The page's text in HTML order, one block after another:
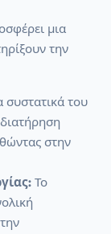
μια
την
συστατικά του
στην
Το